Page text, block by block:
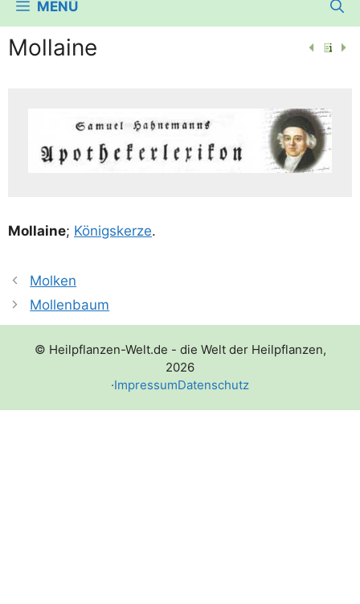
MENÜ
Mollaine
Mol­lai­ne; Königs­ker­ze.
Molken
Mollenbaum
© Heilpflanzen-Welt.de - die Welt der Heilpflanzen,
2026
·ImpressumDatenschutz